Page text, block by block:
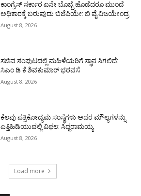
ಕಾಂಗ್ರೆಸ್ ಸರ್ಕಾರ ಏನೇ ಬೊಬ್ಬೆ ಹೊಡೆದರೂ ಮುಂದೆ
ಅಧಿಕಾರಕ್ಕೆ ಬರುವುದು ಬಿಜೆಪಿಯೇ: ಬಿ ವೈ ವಿಜಯೇಂದ್ರ
August 8, 2026
ಸಚಿವ ಸಂಪುಟದಲ್ಲಿ ಮಹಿಳೆಯರಿಗೆ ಸ್ಥಾನ ಸಿಗಲಿದೆ:
ಸಿಎಂ ಡಿ ಕೆ ಶಿವಕುಮಾರ್ ಭರವಸೆ
August 8, 2026
ಕೆಲವು ಪತ್ರಿಕೋದ್ಯಮ ಸಂಸ್ಥೆಗಳು ಅದರ ಮೌಲ್ಯಗಳನ್ನು
ಎತ್ತಿಹಿಡಿಯುವಲ್ಲಿ ವಿಫಲ: ಸಿದ್ದರಾಮಯ್ಯ
August 8, 2026
Load more